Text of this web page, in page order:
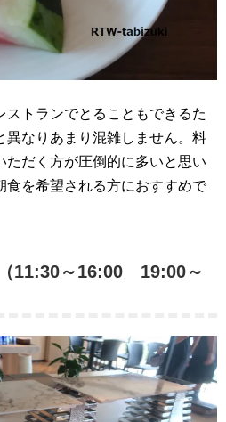
トランでとることもできるた
異なりあまり混雑しません。料
ただく方が圧倒的に多いと思い
食を希望される方におすすめで
11:30～16:00 19:00～